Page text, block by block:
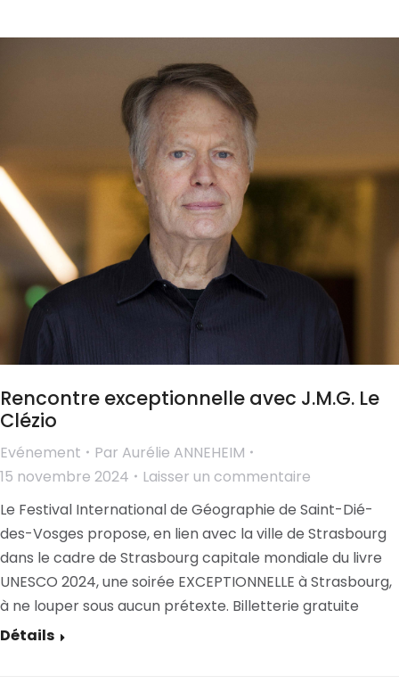
Rencontre exceptionnelle avec J.M.G. Le
Clézio
Evénement Par Aurélie ANNEHEIM
15 novembre 2024
Laisser un commentaire
Le Festival International de Géographie de Saint-Dié-
des-Vosges propose, en lien avec la ville de Strasbourg
dans le cadre de Strasbourg capitale mondiale du livre
UNESCO 2024, une soirée EXCEPTIONNELLE à Strasbourg,
à ne louper sous aucun prétexte. Billetterie gratuite
Détails